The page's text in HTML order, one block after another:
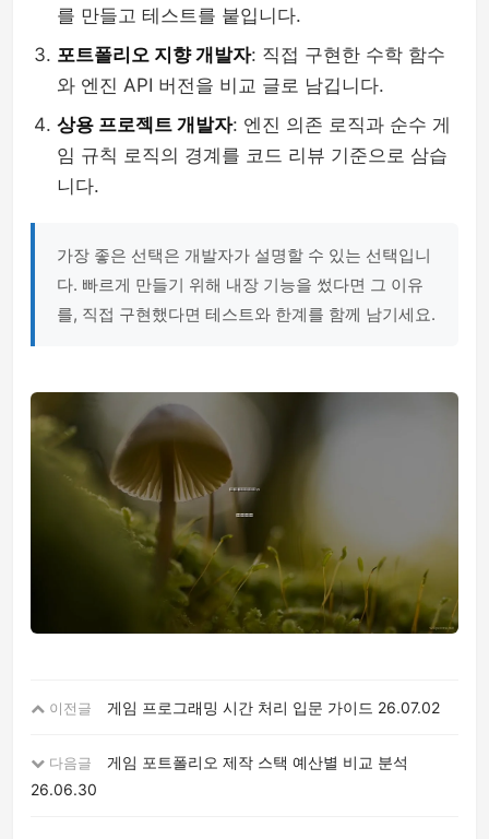
를 만들고 테스트를 붙입니다.
포트폴리오 지향 개발자: 직접 구현한 수학 함수
와 엔진 API 버전을 비교 글로 남깁니다.
상용 프로젝트 개발자: 엔진 의존 로직과 순수 게
임 규칙 로직의 경계를 코드 리뷰 기준으로 삼습
니다.
가장 좋은 선택은 개발자가 설명할 수 있는 선택입니
다. 빠르게 만들기 위해 내장 기능을 썼다면 그 이유
를, 직접 구현했다면 테스트와 한계를 함께 남기세요.
이전글 게임 프로그래밍 시간 처리 입문 가이드 26.07.02
다음글
게임 포트폴리오 제작 스택 예산별 비교 분석
26.06.30